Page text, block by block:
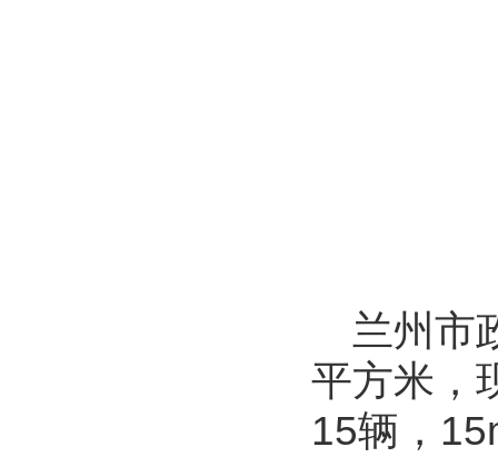
兰州市
平方米，
15辆，